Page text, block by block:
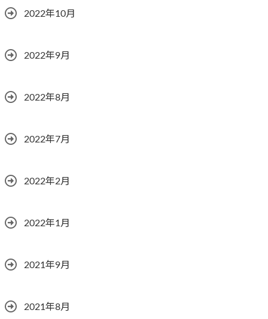
2022年10月
2022年9月
2022年8月
2022年7月
2022年2月
2022年1月
2021年9月
2021年8月